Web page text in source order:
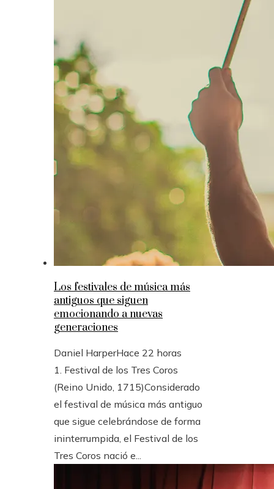
Los festivales de música más
antiguos que siguen
emocionando a nuevas
generaciones
Daniel HarperHace 22 horas
1. Festival de los Tres Coros
(Reino Unido, 1715)Considerado
el festival de música más antiguo
que sigue celebrándose de forma
ininterrumpida, el Festival de los
Tres Coros nació e...